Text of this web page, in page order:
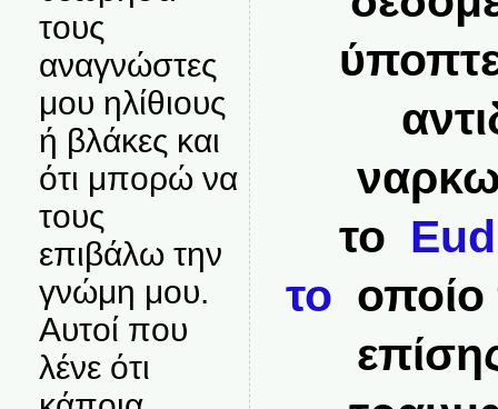
τους
αναγνώστες
μου ηλίθιους
ή βλάκες και
ότι μπορώ να
τους
επιβάλω την
γνώμη μου.
Αυτοί που
λένε ότι
το
το οποίο